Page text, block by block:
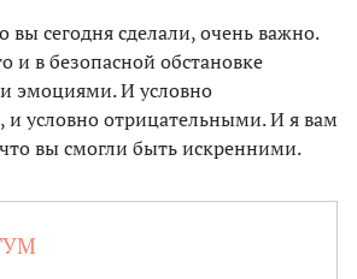
вы сегодня сделали, очень важно.
и в безопасной обстановке
эмоциями. И условно
условно отрицательными. И я вам
вы смогли быть искренними.